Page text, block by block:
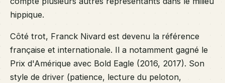
hippique.
Côté trot, Franck Nivard est devenu la référence
française et internationale. Il a notamment gagné le
Prix d'Amérique avec Bold Eagle (2016, 2017). Son
style de driver (patience, lecture du peloton,